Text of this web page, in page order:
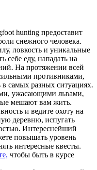
hunting предоставит
снежного человека.
ловкость и уникальные
себе еду, нападать на
На протяжении всей
противниками,
самых разных ситуациях.
ужасающими львами,
мешают вам жить.
и ведите охоту на
деревню, испугать
Интереснейший
повышать уровень
интересные квесты.
чтобы быть в курсе